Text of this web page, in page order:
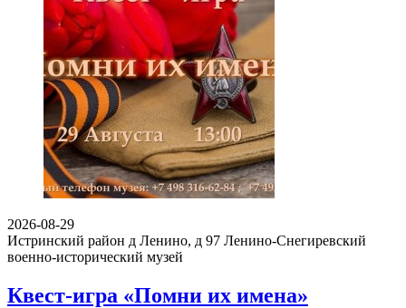
2026-08-29
Истринский район д Ленино, д 97 Ленино-Снегиревский
военно-исторический музей
Квест-игра «Помни их имена»